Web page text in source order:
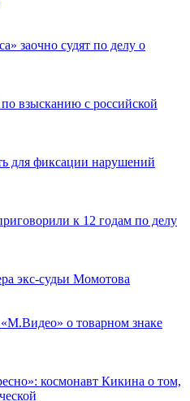
заочно судят по делу о
взысканию с российской
для фиксации нарушений
к 12 годам по делу
экс-судьи Момотова
о товарном знаке
космонавт Кикина о том,